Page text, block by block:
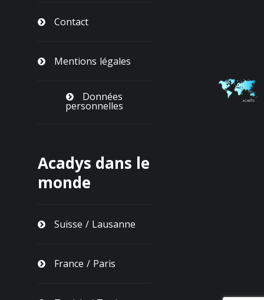
Contact
Mentions légales
Données
personnelles
Acadys dans le
monde
Suisse / Lausanne
France / Paris